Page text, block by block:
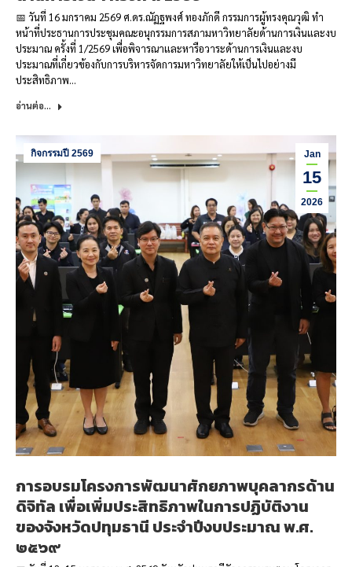
📅 วันที่ 16 มกราคม 2569 ศ.ดร.ณัฏฐพงศ์ ทองภักดี กรรมการผู้ทรงคุณวุฒิ ทำ
หน้าที่ประธานการประชุมคณะอนุกรรมการสภามหาวิทยาลัยด้านการเงินและงบ
ประมาณ ครั้งที่ 1/2569 เพื่อพิจารณาและหารือวาระด้านการเงินและงบ
ประมาณที่เกี่ยวข้องกับการบริหารจัดการมหาวิทยาลัยให้เป็นไปอย่างมี
ประสิทธิภาพ…
อ่านต่อ...
Jan
15
2026
กิจกรรมปี 2569
การอบรมโครงการพัฒนาศักยภาพบุคลากรด้าน
ดิจิทัล เพื่อเพิ่มประสิทธิภาพในการปฏิบัติงาน
ของจังหวัดปทุมธานี ประจำปีงบประมาณ พ.ศ.
๒๕๖๙